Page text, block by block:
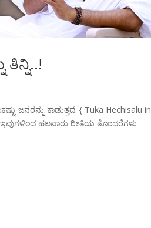
ಜನರನ್ನು ಕಾಡುತ್ತದೆ. { Tuka Hechisalu in
ಇವುಗಳಿಂದ ಹಲವಾರು ರೀತಿಯ ತೊಂದರೆಗಳು